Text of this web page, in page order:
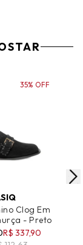
Clog Em
- Preto
R$ 337,90
35% OFF